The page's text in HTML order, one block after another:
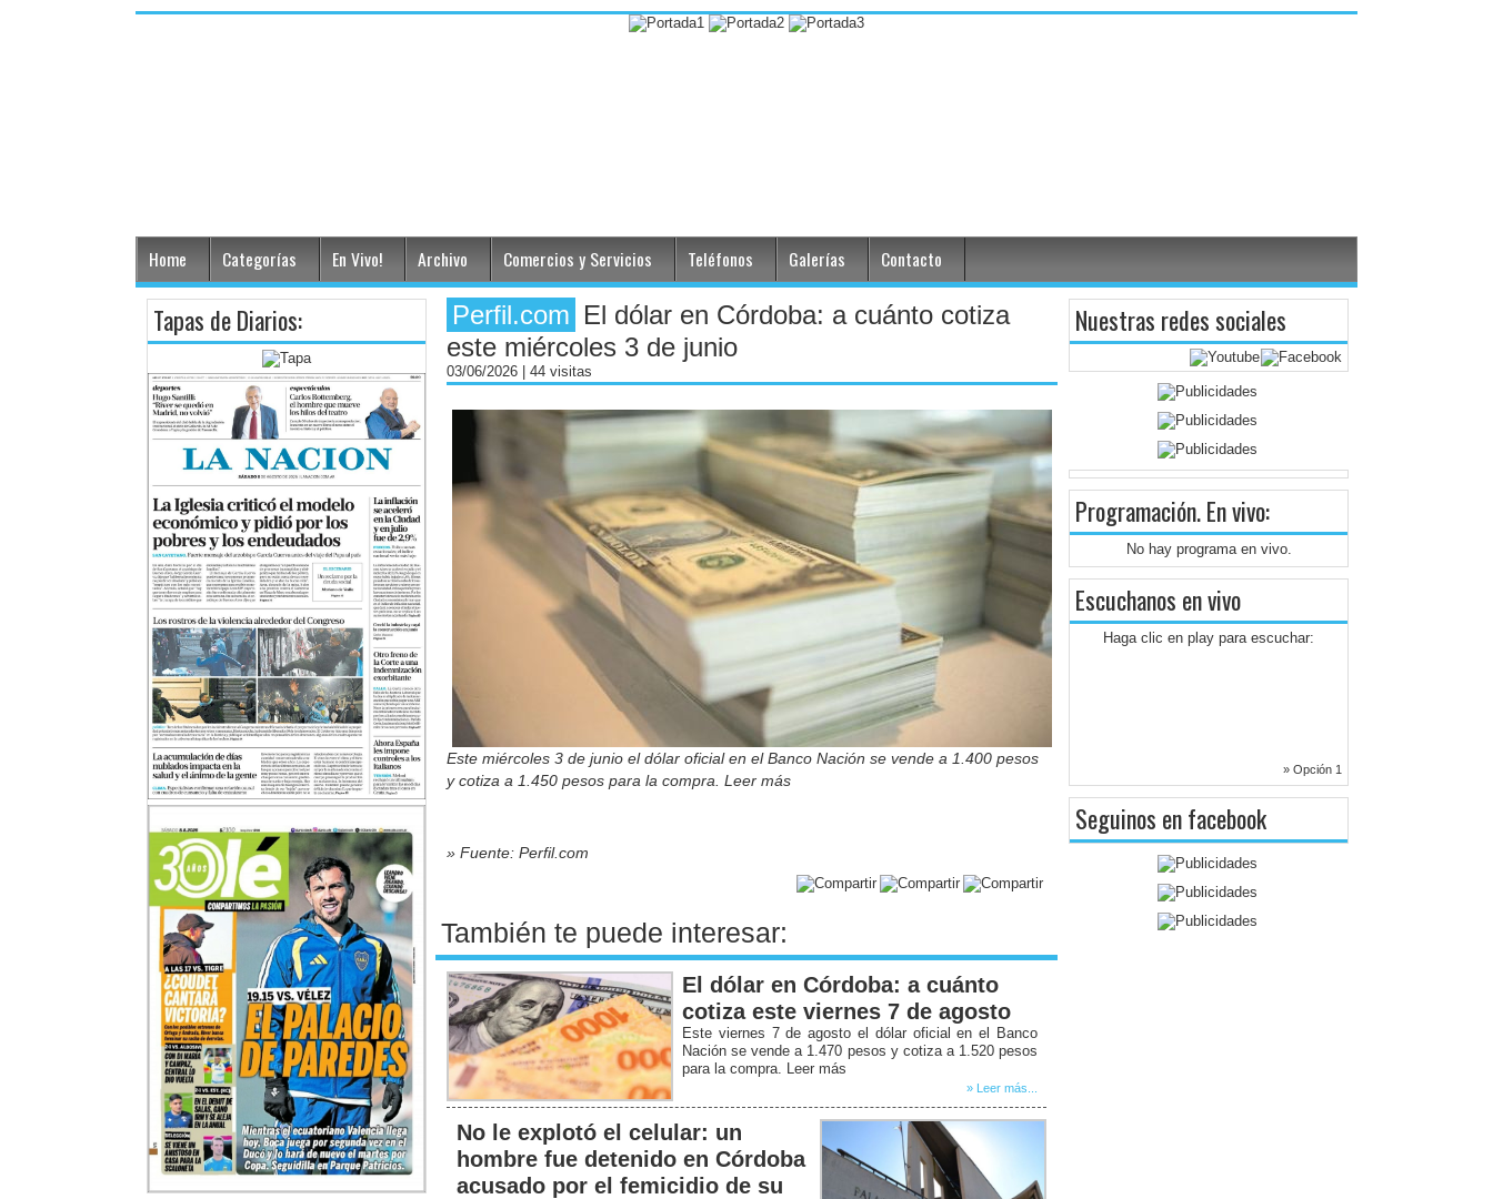
Home Categorías En Vivo! Archivo Comercios y Servicios Teléfonos Galerías Contacto
Tapas de Diarios: Perfil.com El dólar en Córdoba: a cuánto cotiza
este miércoles 3 de junio
03/06/2026 | 44 visitas
Este miércoles 3 de junio el dólar oficial en el Banco Nación se vende a 1.400 pesos
y cotiza a 1.450 pesos para la compra. Leer más
» Fuente: Perfil.com
También te puede interesar:
El dólar en Córdoba: a cuánto
cotiza este viernes 7 de agosto
Este viernes 7 de agosto el dólar oficial en el Banco
Nación se vende a 1.470 pesos y cotiza a 1.520 pesos
para la compra. Leer más
» Leer más...
No le explotó el celular: un
hombre fue detenido en Córdoba
acusado por el femicidio de su
Nuestras redes sociales
Programación. En vivo:
No hay programa en vivo.
Escuchanos en vivo
Haga clic en play para escuchar:
» Opción 1
Seguinos en facebook